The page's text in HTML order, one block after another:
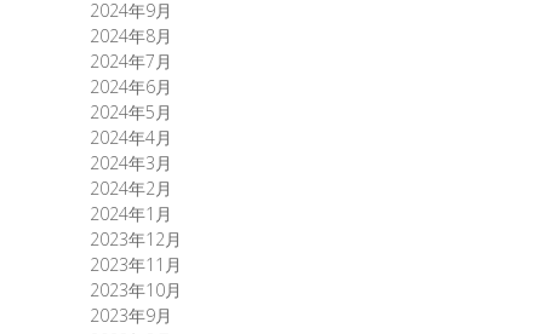
2024年9月
2024年8月
2024年7月
2024年6月
2024年5月
2024年4月
2024年3月
2024年2月
2024年1月
2023年12月
2023年11月
2023年10月
2023年9月